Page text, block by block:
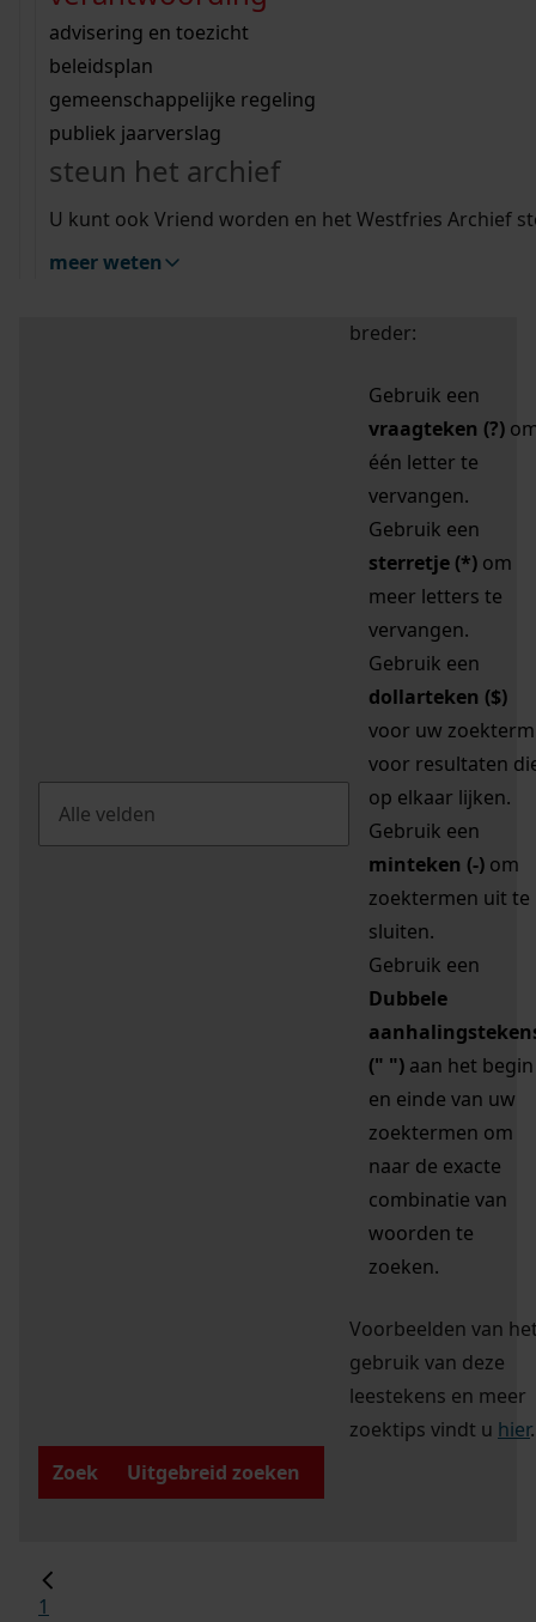
bouwvergunningen
omgevingsvergunningen
vergunningen
beeld en geluid
uitleg nodig?
Wij helpen u op weg met een aantal zoektips.
bekijk alle zoektips
Wij helpen u op weg met een aantal zoektips.
bekijk alle zoektips
bekijk ons geschiedenislokaal
advisering en toezicht
beleidsplan
gemeenschappelijke regeling
publiek jaarverslag
steun het archief
U kunt ook Vriend worden en het Westfries Archief
meer weten
zoektips
Mijn Studiezaal (inloggen)
uw zoekopdracht te
breder:
Gebruik een
vraagteken (?)
één letter te
vervangen.
Gebruik een
sterretje (*) om
meer letters te
vervangen.
Gebruik een
dollarteken ($)
voor uw zoekterm
voor resultaten
op elkaar lijken.
Gebruik een
minteken (-) om
zoektermen uit te
sluiten.
Gebruik een
Dubbele
(" ") aan het begin
en einde van uw
zoektermen om
naar de exacte
combinatie van
woorden te
zoeken.
Voorbeelden van
gebruik van deze
leestekens en meer
zoektips vindt u hier.
Zoek
Uitgebreid zoeken
1